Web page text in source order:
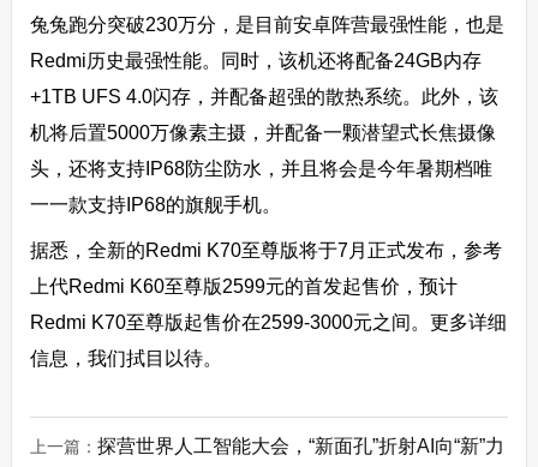
兔兔跑分突破230万分，是目前安卓阵营最强性能，也是
Redmi历史最强性能。同时，该机还将配备24GB内存
+1TB UFS 4.0闪存，并配备超强的散热系统。此外，该
机将后置5000万像素主摄，并配备一颗潜望式长焦摄像
头，还将支持IP68防尘防水，并且将会是今年暑期档唯
一一款支持IP68的旗舰手机。
据悉，全新的Redmi K70至尊版将于7月正式发布，参考
上代Redmi K60至尊版2599元的首发起售价，预计
Redmi K70至尊版起售价在2599-3000元之间。更多详细
信息，我们拭目以待。
上一篇： 探营世界人工智能大会，“新面孔”折射AI向“新”力